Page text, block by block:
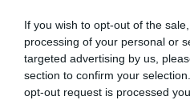
If you wish to opt-out of the
processing of your personal or
targeted advertising by us,
section to confirm your
opt-out request is processed